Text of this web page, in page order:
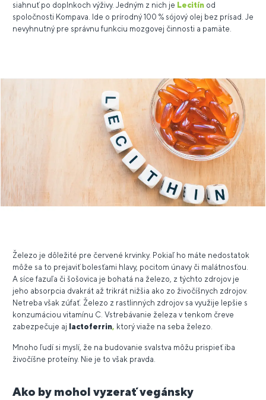
siahnuť po doplnkoch výživy. Jedným z nich je Lecitín od
spoločnosti Kompava. Ide o prírodný 100 % sójový olej bez prísad. Je
nevyhnutný pre správnu funkciu mozgovej činnosti a pamäte.
Železo je dôležité pre červené krvinky. Pokiaľ ho máte nedostatok
môže sa to prejaviť bolesťami hlavy, pocitom únavy či malátnosťou.
A síce fazuľa či šošovica je bohatá na železo, z týchto zdrojov je
jeho absorpcia dvakrát až trikrát nižšia ako zo živočíšnych zdrojov.
Netreba však zúfať. Železo z rastlinných zdrojov sa využije lepšie s
konzumáciou vitamínu C. Vstrebávanie železa v tenkom čreve
zabezpečuje aj lactoferrin, ktorý viaže na seba železo.
Mnoho ľudí si myslí, že na budovanie svalstva môžu prispieť iba
živočíšne proteíny. Nie je to však pravda.
Ako by mohol vyzerať vegánsky